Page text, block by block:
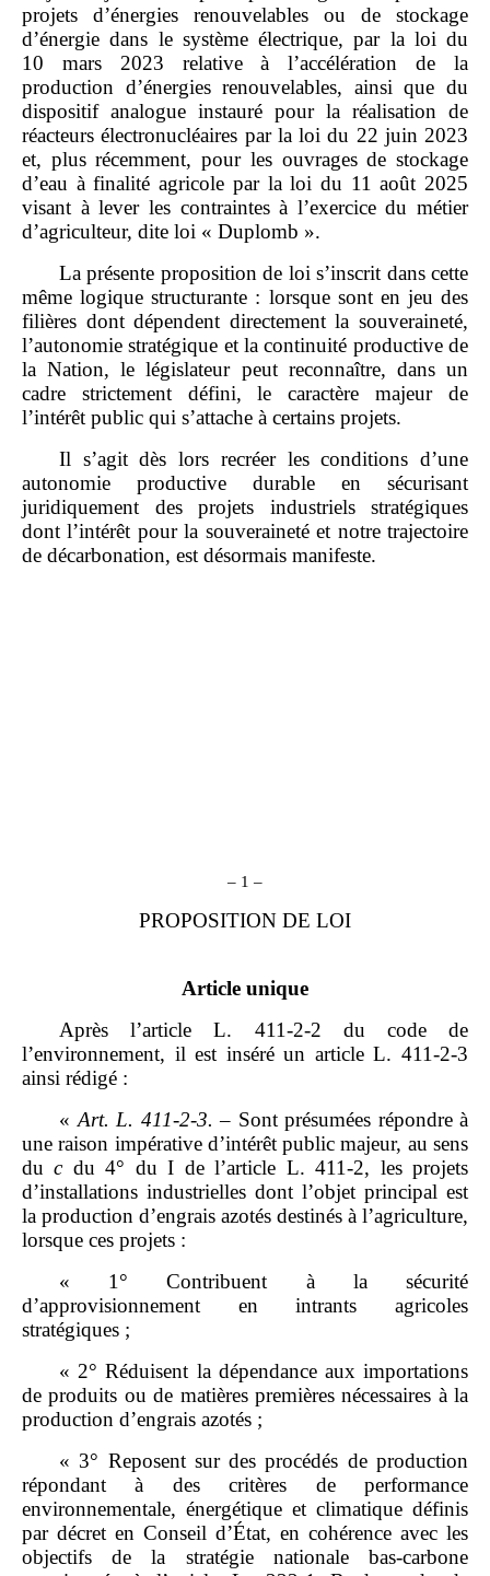
projets d’énergies renouvelables ou de stockage
d’énergie dans le système électrique, par la loi du
10 mars 2023 relative à l’accélération de la
production d’énergies renouvelables, ainsi que du
dispositif analogue instauré pour la réalisation de
réacteurs électronucléaires par la loi du 22 juin 2023
et, plus récemment, pour les ouvrages de stockage
d’eau à finalité agricole par la loi du 11 août 2025
visant à lever les contraintes à l’exercice du métier
d’agriculteur, dite loi « Duplomb ».
La présente proposition de loi s’inscrit dans cette
même logique structurante : lorsque sont en jeu des
filières dont dépendent directement la souveraineté,
l’autonomie stratégique et la continuité productive de
la Nation, le législateur peut reconnaître, dans un
cadre strictement défini, le caractère majeur de
l’intérêt public qui s’attache à certains projets.
Il s’agit dès lors recréer les conditions d’une
autonomie productive durable en sécurisant
juridiquement des projets industriels stratégiques
dont l’intérêt pour la souveraineté et notre trajectoire
de décarbonation, est désormais manifeste.
– 1 –
PROPOSITION DE LOI
Article unique
Après l’article L. 411‑2‑2 du code de
l’environnement, il est inséré un article L. 411‑2‑3
ainsi rédigé :
« Art. L. 411‑2‑3. – Sont présumées répondre à
une raison impérative d’intérêt public majeur, au sens
ducdu 4° du I de l’article L. 411‑2, les projets
d’installations industrielles dont l’objet principal est
la production d’engrais azotés destinés à l’agriculture,
lorsque ces projets :
« 1° Contribuent à la sécurité
d’approvisionnement en intrants agricoles
stratégiques ;
« 2° Réduisent la dépendance aux importations
de produits ou de matières premières nécessaires à la
production d’engrais azotés ;
« 3° Reposent sur des procédés de production
répondant à des critères de performance
environnementale, énergétique et climatique définis
par décret en Conseil d’État, en cohérence avec les
objectifs de la stratégie nationale bas‑carbone